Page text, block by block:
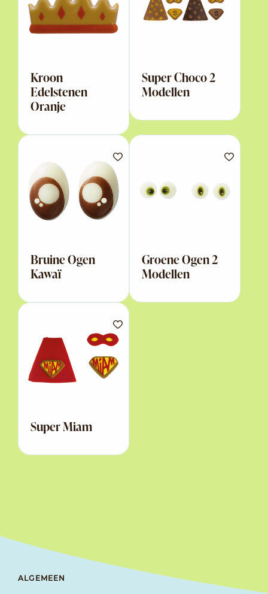
Kroon
Edelstenen
Oranje
Super Choco 2
Modellen
Bruine Ogen
Kawaï
Groene Ogen 2
Modellen
Super Miam
ALGEMEEN